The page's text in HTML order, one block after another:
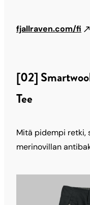
fjallraven.com/fi
[02]
Tee
Mitä pidempi retki,
merinovillan